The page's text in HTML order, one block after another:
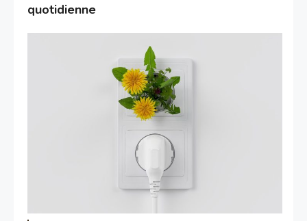
quotidienne